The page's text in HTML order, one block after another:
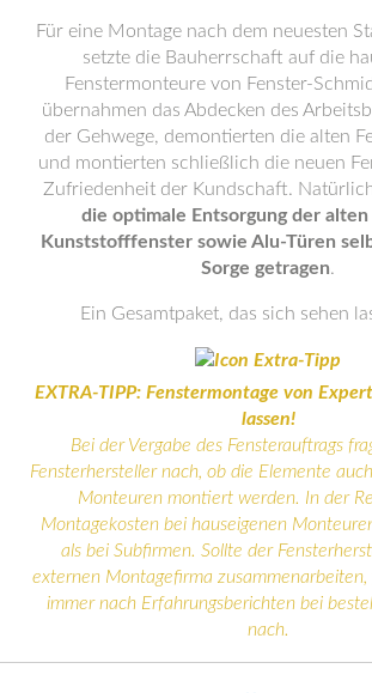
Für eine Montage nach dem neuesten
setzte die Bauherrschaft auf die
Fenstermonteure von Fenster-
übernahmen das Abdecken des
der Gehwege, demontierten die alten
und montierten schließlich die neuen
Zufriedenheit der Kundschaft.
die optimale Entsorgung der alten
Kunststofffenster sowie Alu-Türen
Sorge getragen.
Ein Gesamtpaket, das sich sehen
EXTRA-TIPP: Fenstermontage von
lassen!
Bei der Vergabe des Fensterauftrags
Fensterhersteller nach, ob die Elemente
Monteuren montiert werden. In der
Montagekosten bei hauseigenen
als bei Subfirmen. Sollte der
externen Montagefirma zusammenarbeiten,
immer nach Erfahrungsberichten bei
nach.